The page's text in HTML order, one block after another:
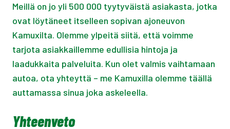
Meillä on jo yli 500 000 tyytyväistä asiakasta, jotka
ovat löytäneet itselleen sopivan ajoneuvon
Kamuxilta. Olemme ylpeitä siitä, että voimme
tarjota asiakkaillemme edullisia hintoja ja
laadukkaita palveluita. Kun olet valmis vaihtamaan
autoa, ota yhteyttä – me Kamuxilla olemme täällä
auttamassa sinua joka askeleella.
Yhteenveto